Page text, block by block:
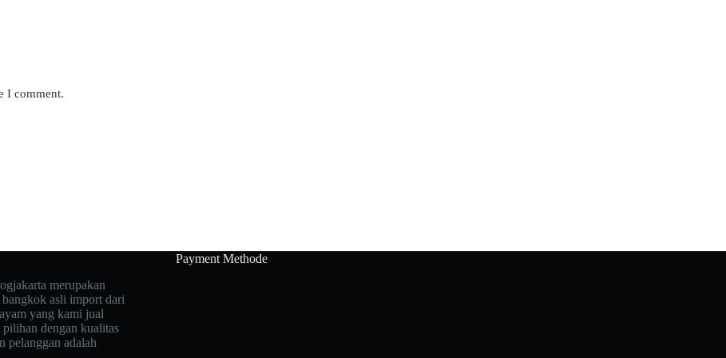
I comment.
merupakan
bangkok asli import dari
yang kami jual
pilihan dengan kualitas
pelanggan adalah
Payment Methode